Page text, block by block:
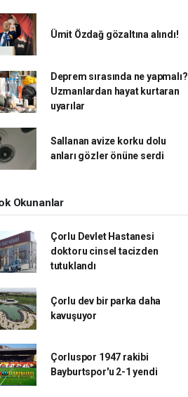
Ümit Özdağ gözaltına alındı!
Deprem sırasında ne yapmalı?
Uzmanlardan hayat kurtaran
uyarılar
Sallanan avize korku dolu
anları gözler önüne serdi
Okunanlar
Çorlu Devlet Hastanesi
doktoru cinsel tacizden
tutuklandı
Çorlu dev bir parka daha
kavuşuyor
Çorluspor 1947 rakibi
Bayburtspor'u 2-1 yendi